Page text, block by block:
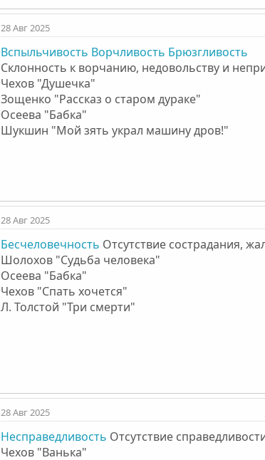
28 Авг 2025
Вспыльчивость Ворчливость Брюзгливость
Склонность к ворчанию, недовольству и
Чехов "Душечка"
Зощенко "Рассказ о старом дураке"
Осеева "Бабка"
Шукшин "Мой зять украл машину дров!"
28 Авг 2025
Бесчеловечность Отсутствие сострадания,
Шолохов "Судьба человека"
Осеева "Бабка"
Чехов "Спать хочется"
Л. Толстой "Три смерти"
28 Авг 2025
Несправедливость Отсутствие
Чехов "Ванька"